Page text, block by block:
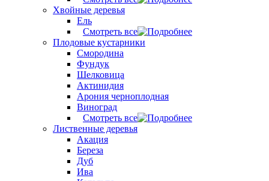
Хвойные деревья
Ель
Смотреть все
Плодовые кустарники
Смородина
Фундук
Шелковица
Актинидия
Арония черноплодная
Виноград
Смотреть все
Лиственные деревья
Акация
Береза
Дуб
Ива